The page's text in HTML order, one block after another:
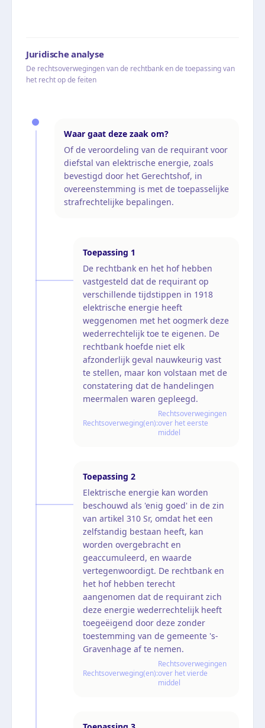
Juridische analyse
De rechtsoverwegingen van de rechtbank en de toepassing van
het recht op de feiten
Waar gaat deze zaak om?
Of de veroordeling van de requirant voor
diefstal van elektrische energie, zoals
bevestigd door het Gerechtshof, in
overeenstemming is met de toepasselijke
strafrechtelijke bepalingen.
Toepassing 1
De rechtbank en het hof hebben
vastgesteld dat de requirant op
verschillende tijdstippen in 1918
elektrische energie heeft
weggenomen met het oogmerk deze
wederrechtelijk toe te eigenen. De
rechtbank hoefde niet elk
afzonderlijk geval nauwkeurig vast
te stellen, maar kon volstaan met de
constatering dat de handelingen
meermalen waren gepleegd.
Rechtsoverweging(en):
Rechtsoverwegingen
over het eerste
middel
Toepassing 2
Elektrische energie kan worden
beschouwd als 'enig goed' in de zin
van artikel 310 Sr, omdat het een
zelfstandig bestaan heeft, kan
worden overgebracht en
geaccumuleerd, en waarde
vertegenwoordigt. De rechtbank en
het hof hebben terecht
aangenomen dat de requirant zich
deze energie wederrechtelijk heeft
toegeëigend door deze zonder
toestemming van de gemeente 's-
Gravenhage af te nemen.
Rechtsoverweging(en):
Rechtsoverwegingen
over het vierde
middel